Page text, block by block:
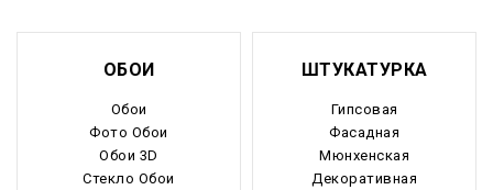
Прочие области
ОБОИ
Обои
Фото Обои
Обои 3D
Стекло Обои
ШТУКАТУРКА
Гипсовая
Фасадная
Мюнхенская
Декоративная